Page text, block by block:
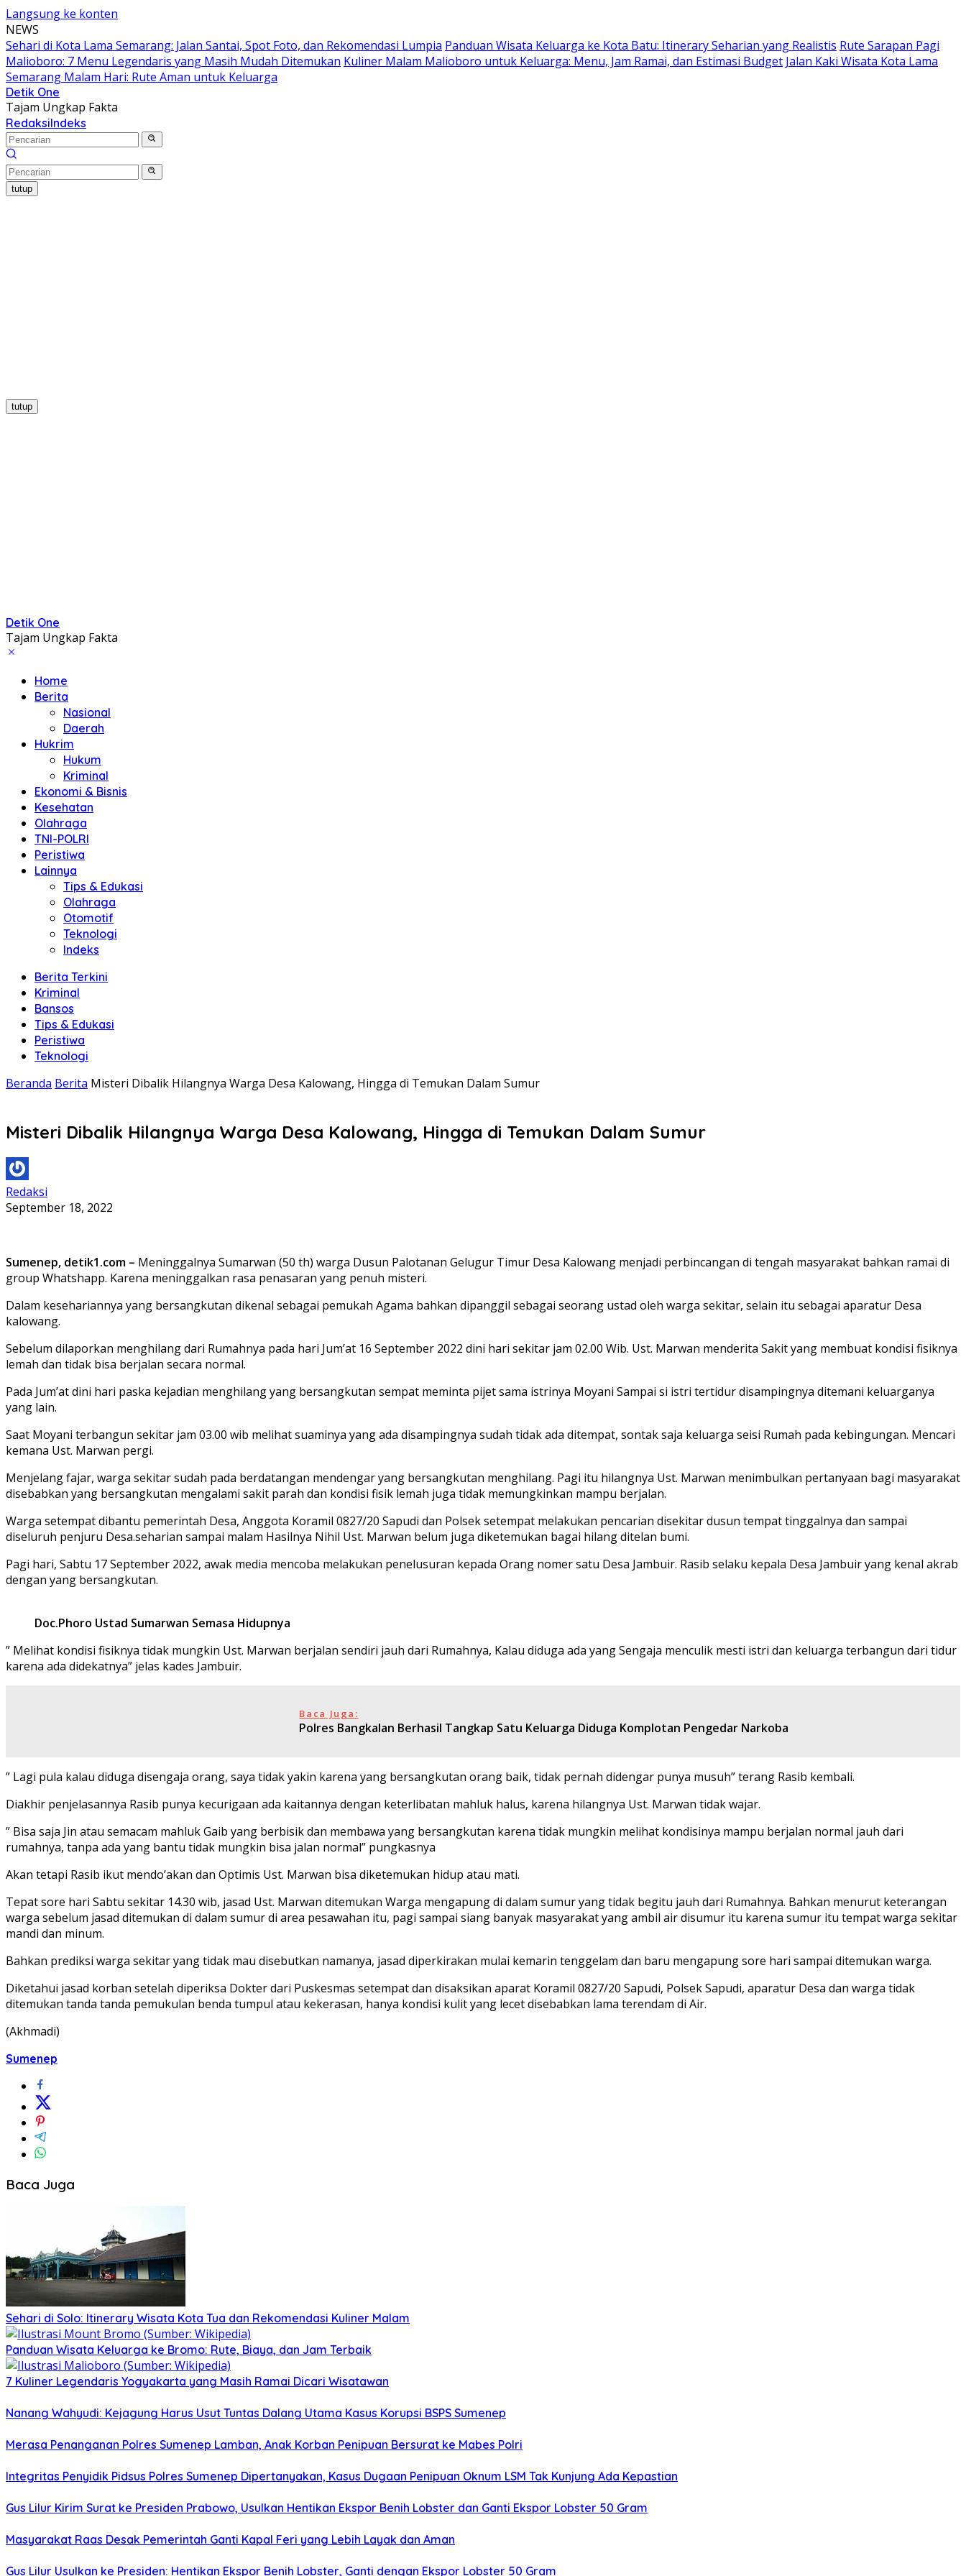
Langsung ke konten
NEWS
Sehari di Kota Lama Semarang: Jalan Santai, Spot Foto, dan Rekomendasi Lumpia Panduan Wisata Keluarga ke Kota Batu: Itinerary Seharian yang Realistis Rute Sarapan Pagi
Malioboro: 7 Menu Legendaris yang Masih Mudah Ditemukan Kuliner Malam Malioboro untuk Keluarga: Menu, Jam Ramai, dan Estimasi Budget Jalan Kaki Wisata Kota Lama
Semarang Malam Hari: Rute Aman untuk Keluarga
Detik One
Tajam Ungkap Fakta
RedaksiIndeks
tutup
tutup
Detik One
Tajam Ungkap Fakta
Home
Berita
Nasional
Daerah
Hukrim
Hukum
Kriminal
Ekonomi & Bisnis
Kesehatan
Olahraga
TNI-POLRI
Peristiwa
Lainnya
Tips & Edukasi
Olahraga
Otomotif
Teknologi
Indeks
Berita Terkini
Kriminal
Bansos
Tips & Edukasi
Peristiwa
Teknologi
Beranda Berita Misteri Dibalik Hilangnya Warga Desa Kalowang, Hingga di Temukan Dalam Sumur
Misteri Dibalik Hilangnya Warga Desa Kalowang, Hingga di Temukan Dalam Sumur
Redaksi
September 18, 2022
Sumenep, detik1.com – Meninggalnya Sumarwan (50 th) warga Dusun Palotanan Gelugur Timur Desa Kalowang menjadi perbincangan di tengah masyarakat bahkan ramai di
group Whatshapp. Karena meninggalkan rasa penasaran yang penuh misteri.
Dalam kesehariannya yang bersangkutan dikenal sebagai pemukah Agama bahkan dipanggil sebagai seorang ustad oleh warga sekitar, selain itu sebagai aparatur Desa
kalowang.
Sebelum dilaporkan menghilang dari Rumahnya pada hari Jum’at 16 September 2022 dini hari sekitar jam 02.00 Wib. Ust. Marwan menderita Sakit yang membuat kondisi fisiknya
lemah dan tidak bisa berjalan secara normal.
Pada Jum’at dini hari paska kejadian menghilang yang bersangkutan sempat meminta pijet sama istrinya Moyani Sampai si istri tertidur disampingnya ditemani keluarganya
yang lain.
Saat Moyani terbangun sekitar jam 03.00 wib melihat suaminya yang ada disampingnya sudah tidak ada ditempat, sontak saja keluarga seisi Rumah pada kebingungan. Mencari
kemana Ust. Marwan pergi.
Menjelang fajar, warga sekitar sudah pada berdatangan mendengar yang bersangkutan menghilang. Pagi itu hilangnya Ust. Marwan menimbulkan pertanyaan bagi masyarakat
disebabkan yang bersangkutan mengalami sakit parah dan kondisi fisik lemah juga tidak memungkinkan mampu berjalan.
Warga setempat dibantu pemerintah Desa, Anggota Koramil 0827/20 Sapudi dan Polsek setempat melakukan pencarian disekitar dusun tempat tinggalnya dan sampai
diseluruh penjuru Desa.seharian sampai malam Hasilnya Nihil Ust. Marwan belum juga diketemukan bagai hilang ditelan bumi.
Pagi hari, Sabtu 17 September 2022, awak media mencoba melakukan penelusuran kepada Orang nomer satu Desa Jambuir. Rasib selaku kepala Desa Jambuir yang kenal akrab
dengan yang bersangkutan.
Doc.Phoro Ustad Sumarwan Semasa Hidupnya
” Melihat kondisi fisiknya tidak mungkin Ust. Marwan berjalan sendiri jauh dari Rumahnya, Kalau diduga ada yang Sengaja menculik mesti istri dan keluarga terbangun dari tidur
karena ada didekatnya” jelas kades Jambuir.
Baca Juga:
Polres Bangkalan Berhasil Tangkap Satu Keluarga Diduga Komplotan Pengedar Narkoba
” Lagi pula kalau diduga disengaja orang, saya tidak yakin karena yang bersangkutan orang baik, tidak pernah didengar punya musuh” terang Rasib kembali.
Diakhir penjelasannya Rasib punya kecurigaan ada kaitannya dengan keterlibatan mahluk halus, karena hilangnya Ust. Marwan tidak wajar.
” Bisa saja Jin atau semacam mahluk Gaib yang berbisik dan membawa yang bersangkutan karena tidak mungkin melihat kondisinya mampu berjalan normal jauh dari
rumahnya, tanpa ada yang bantu tidak mungkin bisa jalan normal” pungkasnya
Akan tetapi Rasib ikut mendo’akan dan Optimis Ust. Marwan bisa diketemukan hidup atau mati.
Tepat sore hari Sabtu sekitar 14.30 wib, jasad Ust. Marwan ditemukan Warga mengapung di dalam sumur yang tidak begitu jauh dari Rumahnya. Bahkan menurut keterangan
warga sebelum jasad ditemukan di dalam sumur di area pesawahan itu, pagi sampai siang banyak masyarakat yang ambil air disumur itu karena sumur itu tempat warga sekitar
mandi dan minum.
Bahkan prediksi warga sekitar yang tidak mau disebutkan namanya, jasad diperkirakan mulai kemarin tenggelam dan baru mengapung sore hari sampai ditemukan warga.
Diketahui jasad korban setelah diperiksa Dokter dari Puskesmas setempat dan disaksikan aparat Koramil 0827/20 Sapudi, Polsek Sapudi, aparatur Desa dan warga tidak
ditemukan tanda tanda pemukulan benda tumpul atau kekerasan, hanya kondisi kulit yang lecet disebabkan lama terendam di Air.
(Akhmadi)
Sumenep
Baca Juga
Sehari di Solo: Itinerary Wisata Kota Tua dan Rekomendasi Kuliner Malam
Panduan Wisata Keluarga ke Bromo: Rute, Biaya, dan Jam Terbaik
7 Kuliner Legendaris Yogyakarta yang Masih Ramai Dicari Wisatawan
Nanang Wahyudi: Kejagung Harus Usut Tuntas Dalang Utama Kasus Korupsi BSPS Sumenep
Merasa Penanganan Polres Sumenep Lamban, Anak Korban Penipuan Bersurat ke Mabes Polri
Integritas Penyidik Pidsus Polres Sumenep Dipertanyakan, Kasus Dugaan Penipuan Oknum LSM Tak Kunjung Ada Kepastian
Gus Lilur Kirim Surat ke Presiden Prabowo, Usulkan Hentikan Ekspor Benih Lobster dan Ganti Ekspor Lobster 50 Gram
Masyarakat Raas Desak Pemerintah Ganti Kapal Feri yang Lebih Layak dan Aman
Gus Lilur Usulkan ke Presiden: Hentikan Ekspor Benih Lobster, Ganti dengan Ekspor Lobster 50 Gram